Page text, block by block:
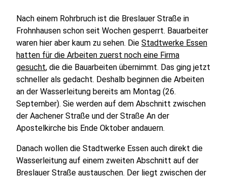
Nach einem Rohrbruch ist die Breslauer Straße in
Frohnhausen schon seit Wochen gesperrt. Bauarbeiter
waren hier aber kaum zu sehen. Die Stadtwerke Essen
hatten für die Arbeiten zuerst noch eine Firma
gesucht, die die Bauarbeiten übernimmt. Das ging jetzt
schneller als gedacht. Deshalb beginnen die Arbeiten
an der Wasserleitung bereits am Montag (26.
September). Sie werden auf dem Abschnitt zwischen
der Aachener Straße und der Straße An der
Apostelkirche bis Ende Oktober andauern.
Danach wollen die Stadtwerke Essen auch direkt die
Wasserleitung auf einem zweiten Abschnitt auf der
Breslauer Straße austauschen. Der liegt zwischen der